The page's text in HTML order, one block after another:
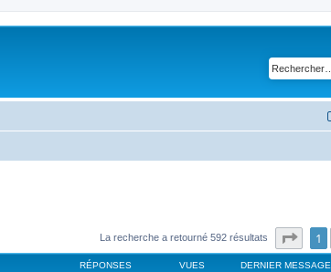
La recherche a retourné 592 résultats Page1
RÉPONSES VUES DERNIER MESSAGE